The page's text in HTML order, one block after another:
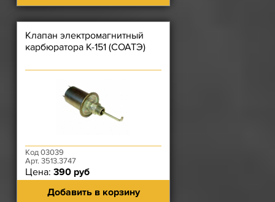
Клапан электромагнитный
карбюратора К-151 (СОАТЭ)
Код 03039
Арт. 3513.3747
Цена: 390 руб
Добавить в корзину